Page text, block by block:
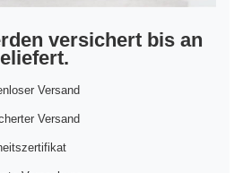
Informationen
Akzeptieren
Usercentrics Consent
Platform&Trusted Shops
versichert bis an
Versand
Versand